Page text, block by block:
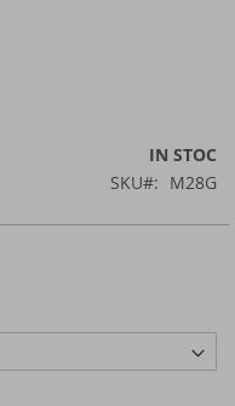
IN STOC
SKU
M28G